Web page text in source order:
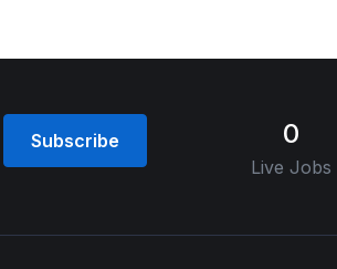
Subscribe 0
Live Jobs